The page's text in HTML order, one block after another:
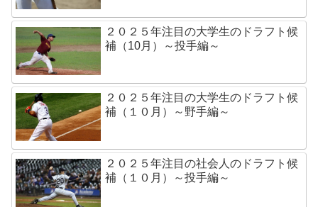
２０２５年注目の大学生のドラフト候
補（10月）～投手編～
２０２５年注目の大学生のドラフト候
補（１０月）～野手編～
２０２５年注目の社会人のドラフト候
補（１０月）～投手編～